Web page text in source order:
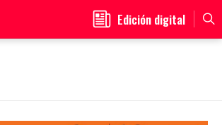
Edición digital